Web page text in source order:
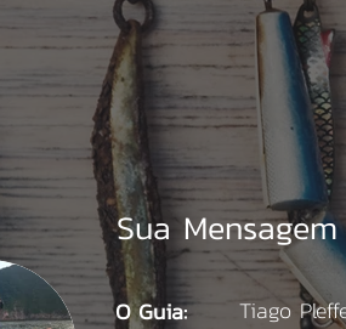
Sua
O Guia:
Tiago